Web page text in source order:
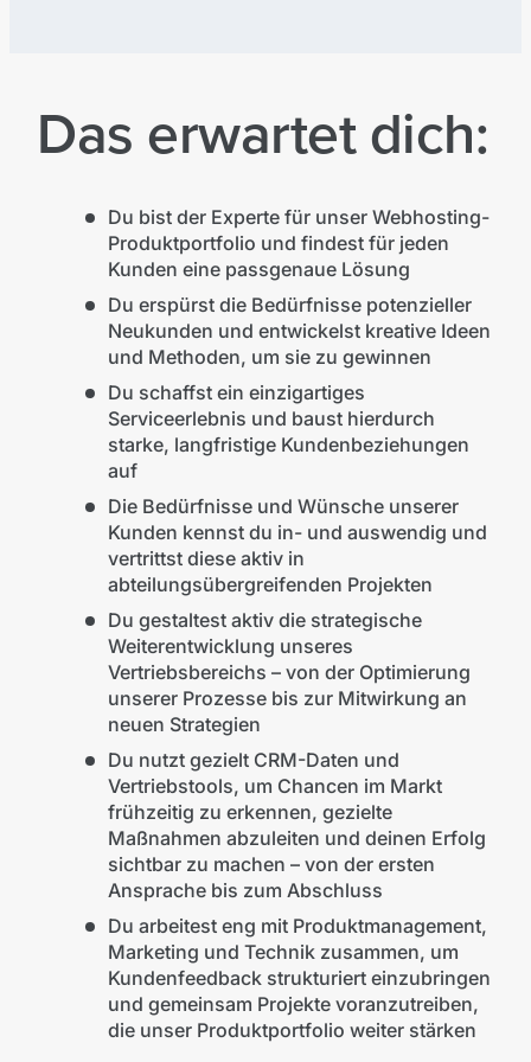
Das erwartet dich:
Du bist der Experte für unser Webhosting-
Produktportfolio und findest für jeden
Kunden eine passgenaue Lösung
Du erspürst die Bedürfnisse potenzieller
Neukunden und entwickelst kreative Ideen
und Methoden, um sie zu gewinnen
Du schaffst ein einzigartiges
Serviceerlebnis und baust hierdurch
starke, langfristige Kundenbeziehungen
auf
Die Bedürfnisse und Wünsche unserer
Kunden kennst du in- und auswendig und
vertrittst diese aktiv in
abteilungsübergreifenden Projekten
Du gestaltest aktiv die strategische
Weiterentwicklung unseres
Vertriebsbereichs – von der Optimierung
unserer Prozesse bis zur Mitwirkung an
neuen Strategien
Du nutzt gezielt CRM-Daten und
Vertriebstools, um Chancen im Markt
frühzeitig zu erkennen, gezielte
Maßnahmen abzuleiten und deinen Erfolg
sichtbar zu machen – von der ersten
Ansprache bis zum Abschluss
Du arbeitest eng mit Produktmanagement,
Marketing und Technik zusammen, um
Kundenfeedback strukturiert einzubringen
und gemeinsam Projekte voranzutreiben,
die unser Produktportfolio weiter stärken